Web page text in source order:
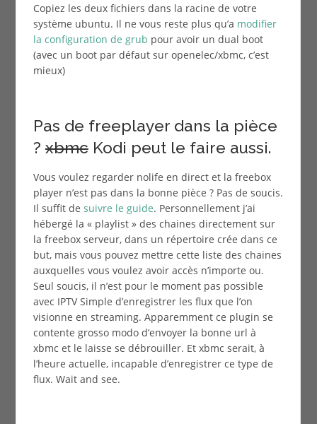
Copiez les deux fichiers dans la racine de votre
système ubuntu. Il ne vous reste plus qu’a modifier
la configuration de grub pour avoir un dual boot
(avec un boot par défaut sur openelec/xbmc, c’est
mieux)
Pas de freeplayer dans la pièce
?xbmcKodi peut le faire aussi.
Vous voulez regarder nolife en direct et la freebox
player n’est pas dans la bonne pièce ? Pas de soucis.
Il suffit de suivre le guide. Personnellement j’ai
hébergé la « playlist » des chaines directement sur
la freebox serveur, dans un répertoire crée dans ce
but, mais vous pouvez mettre cette liste des chaines
auxquelles vous voulez avoir accès n’importe ou.
Seul soucis, il n’est pour le moment pas possible
avec IPTV Simple d’enregistrer les flux que l’on
visionne en streaming. Apparemment ce plugin se
contente grosso modo d’envoyer la bonne url à
xbmc et le laisse se débrouiller. Et xbmc serait, à
l’heure actuelle, incapable d’enregistrer ce type de
flux. Wait and see.